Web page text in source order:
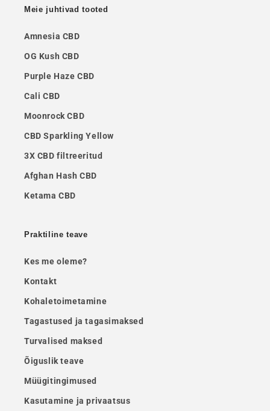
Meie juhtivad tooted
Amnesia CBD
OG Kush CBD
Purple Haze CBD
Cali CBD
Moonrock CBD
CBD Sparkling Yellow
3X CBD filtreeritud
Afghan Hash CBD
Ketama CBD
Praktiline teave
Kes me oleme?
Kontakt
Kohaletoimetamine
Tagastused ja tagasimaksed
Turvalised maksed
Õiguslik teave
Müügitingimused
Kasutamine ja privaatsus